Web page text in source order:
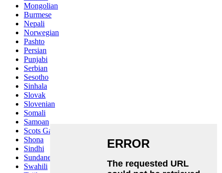
Mongolian
Burmese
Nepali
Norwegian
Pashto
Persian
Punjabi
Serbian
Sesotho
Sinhala
Slovak
Slovenian
Somali
Samoan
Scots Gaelic
Shona
Sindhi
Sundanese
Swahili